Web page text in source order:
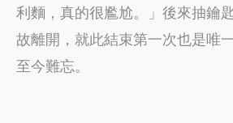
利麵，真的很尷尬。」後來抽鑰
故離開，就此結束第一次也是唯
至今難忘。